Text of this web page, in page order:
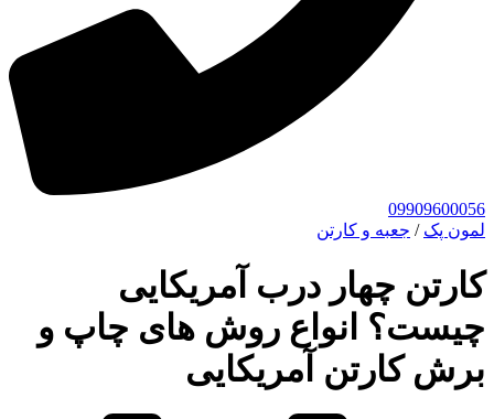
09909600056
لمون پک / جعبه و کارتن
کارتن چهار درب آمریکایی
چیست؟ انواع روش های چاپ و
برش کارتن آمریکایی